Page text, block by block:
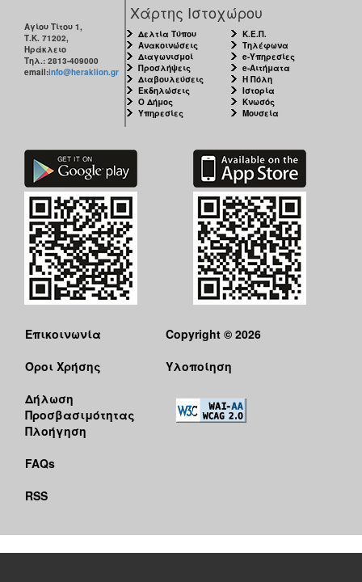
Αγίου Τίτου 1,
Τ.Κ. 71202,
Ηράκλειο
Τηλ.: 2813-409000
email:info@heraklion.gr
Χάρτης Ιστοχώρου
Δελτία Τύπου
Ανακοινώσεις
Διαγωνισμοί
Προσλήψεις
Διαβουλεύσεις
Εκδηλώσεις
Ο Δήμος
Υπηρεσίες
Κ.Ε.Π.
Τηλέφωνα
e-Υπηρεσίες
e-Αιτήματα
Η Πόλη
Ιστορία
Κνωσός
Μουσεία
Επικοινωνία
Όροι Χρήσης
Δήλωση
Προσβασιμότητας
Πλοήγηση
FAQs
RSS
Copyright © 2026
Υλοποίηση